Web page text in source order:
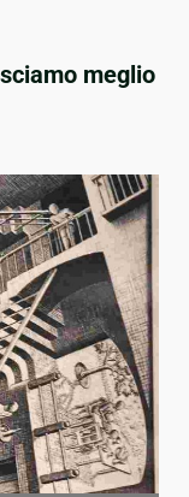
meglio